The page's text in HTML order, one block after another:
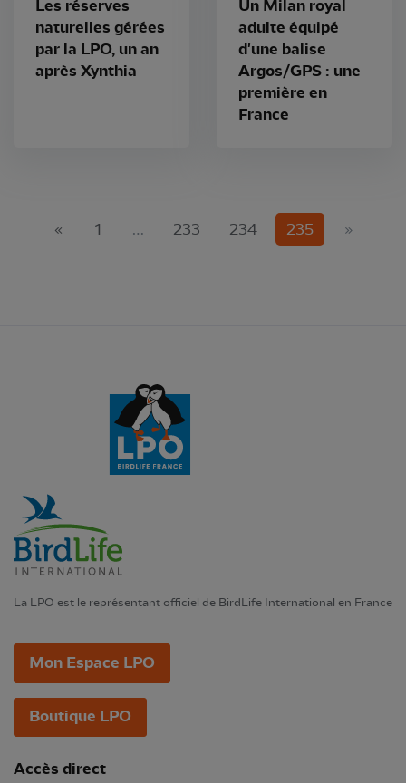
Les réserves
naturelles gérées
par la LPO, un an
après Xynthia
Un Milan royal
adulte équipé
d'une balise
Argos/GPS : une
première en
France
« 1 … 233 234 235(current)
»
La LPO est le représentant officiel de BirdLife International en France
Mon Espace LPO
Boutique LPO
Accès direct